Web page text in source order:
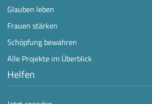
Glauben leben
Frauen stärken
Schöpfung bewahren
Alle Projekte im Überblick
Helfen